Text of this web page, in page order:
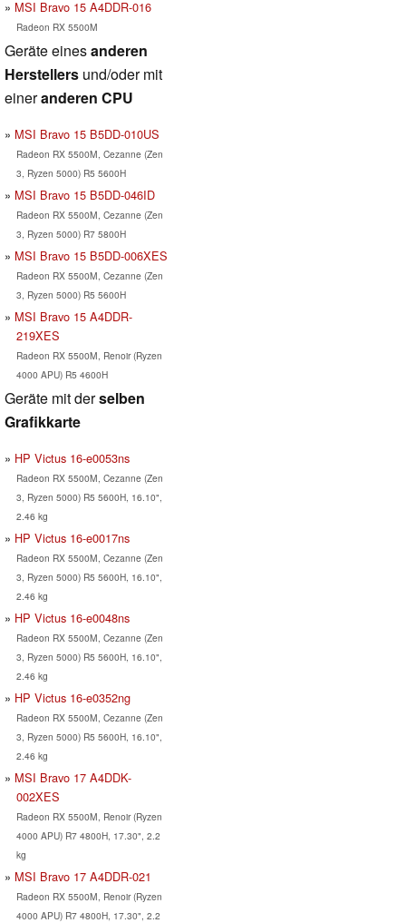
MSI Bravo 15 A4DDR-016
Radeon RX 5500M
Geräte einesanderen
Herstellers und/oder mit
eineranderen CPU
MSI Bravo 15 B5DD-010US
Radeon RX 5500M, Cezanne (Zen
3, Ryzen 5000) R5 5600H
MSI Bravo 15 B5DD-046ID
Radeon RX 5500M, Cezanne (Zen
3, Ryzen 5000) R7 5800H
MSI Bravo 15 B5DD-006XES
Radeon RX 5500M, Cezanne (Zen
3, Ryzen 5000) R5 5600H
MSI Bravo 15 A4DDR-
219XES
Radeon RX 5500M, Renoir (Ryzen
4000 APU) R5 4600H
Geräte mit derselben
Grafikkarte
HP Victus 16-e0053ns
Radeon RX 5500M, Cezanne (Zen
3, Ryzen 5000) R5 5600H, 16.10",
2.46 kg
HP Victus 16-e0017ns
Radeon RX 5500M, Cezanne (Zen
3, Ryzen 5000) R5 5600H, 16.10",
2.46 kg
HP Victus 16-e0048ns
Radeon RX 5500M, Cezanne (Zen
3, Ryzen 5000) R5 5600H, 16.10",
2.46 kg
HP Victus 16-e0352ng
Radeon RX 5500M, Cezanne (Zen
3, Ryzen 5000) R5 5600H, 16.10",
2.46 kg
MSI Bravo 17 A4DDK-
002XES
Radeon RX 5500M, Renoir (Ryzen
4000 APU) R7 4800H, 17.30", 2.2
kg
MSI Bravo 17 A4DDR-021
Radeon RX 5500M, Renoir (Ryzen
4000 APU) R7 4800H, 17.30", 2.2